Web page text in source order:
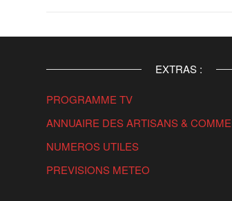
EXTRAS :
PROGRAMME TV
ANNUAIRE DES ARTISANS &
NUMEROS UTILES
PREVISIONS METEO